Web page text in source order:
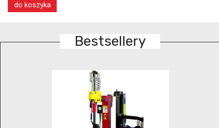
do koszyka
Bestsellery